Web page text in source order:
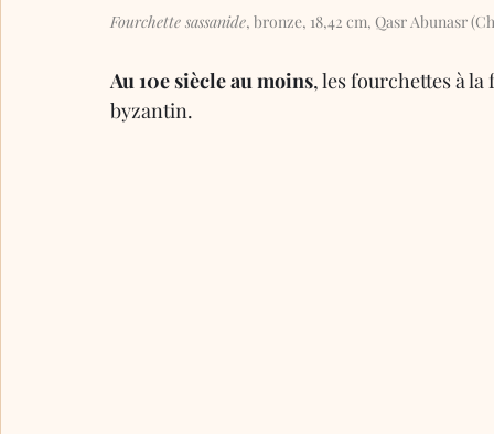
Fourchette sassanide, bronze, 18,42 cm, Qasr Abunasr
Au 10e siècle au moins, les fourchettes à
byzantin.